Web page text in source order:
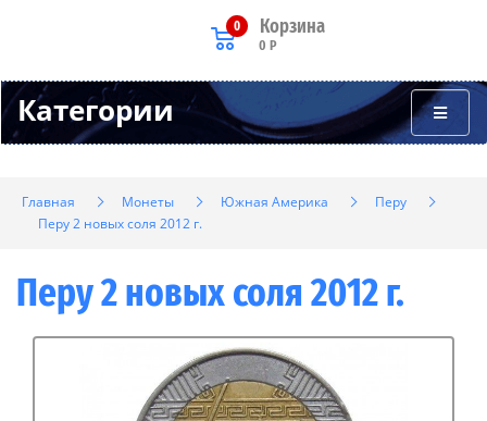
Корзина
0
0 Р
Категории
Главная Монеты Южная Америка
Перу
Перу 2 новых соля 2012 г.
Перу 2 новых соля 2012 г.